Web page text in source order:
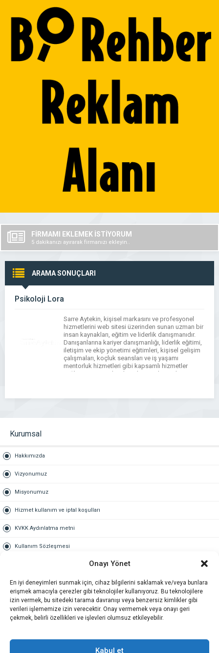
Onayı Yönet
En iyi deneyimleri sunmak için, cihaz bilgilerini saklamak ve/veya bunlara
erişmek amacıyla çerezler gibi teknolojiler kullanıyoruz. Bu teknolojilere
izin vermek, bu sitedeki tarama davranışı veya benzersiz kimlikler gibi
verileri işlememize izin verecektir. Onay vermemek veya onayı geri
çekmek, belirli özellikleri ve işlevleri olumsuz etkileyebilir.
Kabul et
FİRMAMI EKLEMEK İSTİYORUM
5 dakikanızı ayırarak firmanızı ekleyin..
ARAMA SONUÇLARI
Psikoloji Lora
Sarre Aytekin, kişisel markasını ve profesyonel
hizmetlerini web sitesi üzerinden sunan uzman bir
insan kaynakları, eğitim ve liderlik danışmanıdır.
Danışanlarına kariyer danışmanlığı, liderlik eğitimi,
iletişim ve ekip yönetimi eğitimleri, kişisel gelişim
çalışmaları, koçluk seansları ve iş yaşamı
mentorluk hizmetleri gibi kapsamlı hizmetler
sağlar. Sarre Aytekin, bireylerin ve kurumların
Kurumsal
Hakkımızda
Vizyonumuz
Misyonumuz
Hizmet kullanım ve iptal koşulları
KVKK Aydınlatma metni
Kullanım Sözleşmesi
Gold üyelik nedir
Kariyer